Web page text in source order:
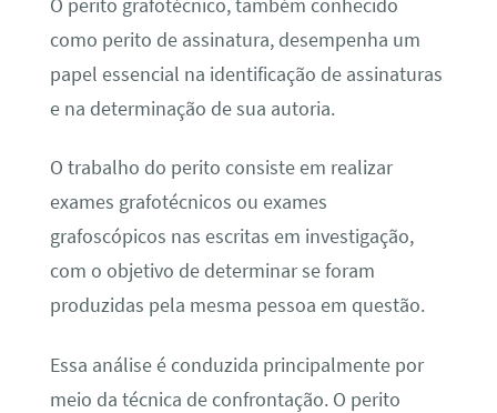
O perito grafotécnico, também conhecido
como perito de assinatura, desempenha um
papel essencial na identificação de assinaturas
e na determinação de sua autoria.
O trabalho do perito consiste em realizar
exames grafotécnicos ou exames
grafoscópicos nas escritas em investigação,
com o objetivo de determinar se foram
produzidas pela mesma pessoa em questão.
Essa análise é conduzida principalmente por
meio da técnica de confrontação. O perito